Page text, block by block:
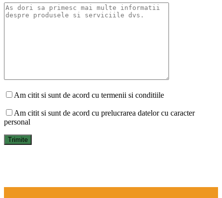
Am citit si sunt de acord cu termenii si conditiile
Am citit si sunt de acord cu prelucrarea datelor cu caracter
personal